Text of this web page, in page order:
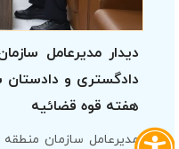
دیدار مدیرعامل
دادگستری و
هفته قوه قضائیه
مدیرعامل سازمان